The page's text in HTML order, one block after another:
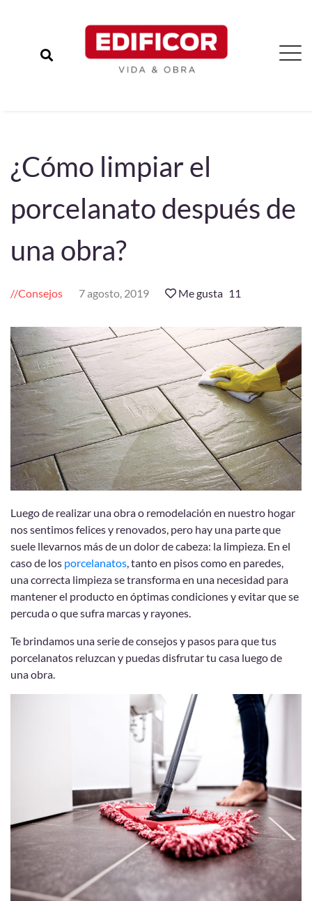
¿Cómo limpiar el
porcelanato después de
una obra?
Consejos 7 agosto, 2019 Me gusta 11
Luego de realizar una obra o remodelación en nuestro hogar
nos sentimos felices y renovados, pero hay una parte que
suele llevarnos más de un dolor de cabeza: la limpieza. En el
caso de los porcelanatos, tanto en pisos como en paredes,
una correcta limpieza se transforma en una necesidad para
mantener el producto en óptimas condiciones y evitar que se
percuda o que sufra marcas y rayones.
Te brindamos una serie de consejos y pasos para que tus
porcelanatos reluzcan y puedas disfrutar tu casa luego de
una obra.